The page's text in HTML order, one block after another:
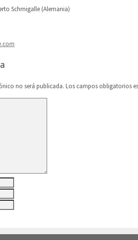
Schmigalle (Alemania)
no será publicada. Los campos obligatorios